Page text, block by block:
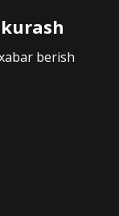
berish